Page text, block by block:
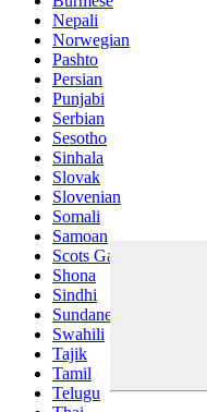
Nepali
Norwegian
Pashto
Persian
Punjabi
Serbian
Sesotho
Sinhala
Slovak
Slovenian
Somali
Samoan
Scots Gaelic
Shona
Sindhi
Sundanese
Swahili
Tajik
Tamil
Telugu